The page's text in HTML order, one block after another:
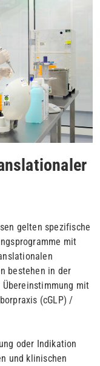
gelten spezifische
mit
bestehen in der
mit
(cGLP) /
oder Indikation
und klinischen